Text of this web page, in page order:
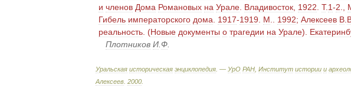
и членов Дома Романовых на Урале Владивосток 1922 Т.1-2
Гибель императорского дома 1917-1919 М 1992; Алексеев В
реальность . (Новые документы о трагедии на Урале).
Плотников И Ф
Уральская историческая энциклопедия . — УрО РАН Институт истории и
Алексеев 2000